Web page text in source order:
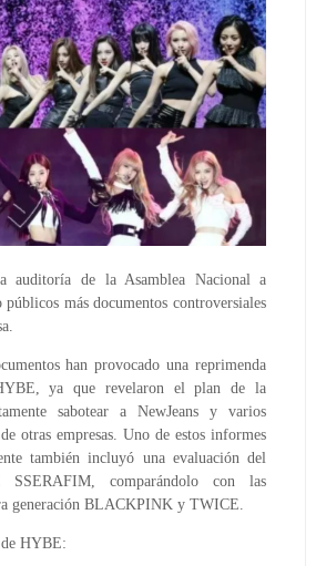
auditoría de la Asamblea Nacional a
más documentos controversiales
han provocado una reprimenda
ya que revelaron el plan de la
sabotear a NewJeans y varios
otras empresas.Uno de estos informes
también incluyó una evaluación del
SSERAFIM, comparándolo con las
generación BLACKPINK y TWICE.
HYBE: